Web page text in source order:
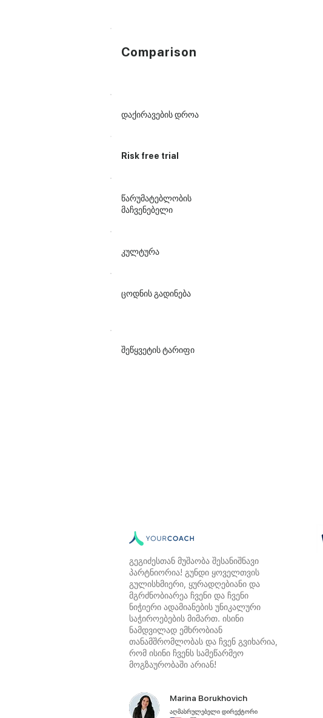
Comparison
დაქირავების დროა
Risk free trial
წარუმატებლობის
მაჩვენებელი
კულტურა
ცოდნის გადინება
შეწყვეტის ტარიფი
გეგიძესთან მუშაობა შესანიშნავი
პარტნიორია! გუნდი ყოველთვის
გულისხმიერი, ყურადღებიანი და
მგრძნობიარეა ჩვენი და ჩვენი
ნიჭიერი ადამიანების უნიკალური
საჭიროებების მიმართ. ისინი
ნამდვილად ემხრობიან
თანამშრომლობას და ჩვენ გვიხარია,
რომ ისინი ჩვენს სამეწარმეო
მოგზაურობაში არიან!
Marina Borukhovich
აღმასრულებელი დირექტორი